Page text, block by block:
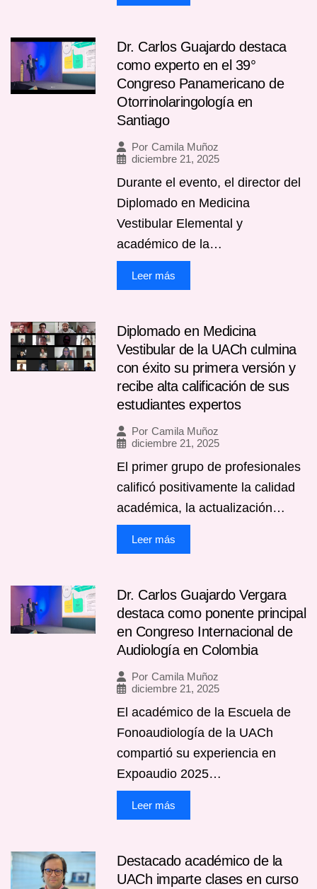
Dr. Carlos Guajardo destaca
como experto en el 39°
Congreso Panamericano de
Otorrinolaringología en
Santiago
Por Camila Muñoz
diciembre 21, 2025
Durante el evento, el director del
Diplomado en Medicina
Vestibular Elemental y
académico de la…
Leer más
Diplomado en Medicina
Vestibular de la UACh culmina
con éxito su primera versión y
recibe alta calificación de sus
estudiantes expertos
Por Camila Muñoz
diciembre 21, 2025
El primer grupo de profesionales
calificó positivamente la calidad
académica, la actualización…
Leer más
Dr. Carlos Guajardo Vergara
destaca como ponente principal
en Congreso Internacional de
Audiología en Colombia
Por Camila Muñoz
diciembre 21, 2025
El académico de la Escuela de
Fonoaudiología de la UACh
compartió su experiencia en
Expoaudio 2025…
Leer más
Destacado académico de la
UACh imparte clases en curso